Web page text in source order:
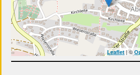
Leaflet| ©